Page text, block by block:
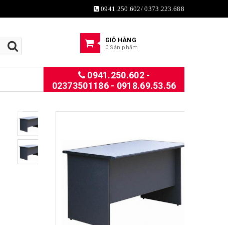
0941.250.602/ 0373.223.688
GIỎ HÀNG
0 Sản phẩm
0941.250.602 -
02373501186 - 0918.69.53.56